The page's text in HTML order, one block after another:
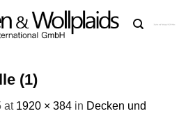
(1)
at 1920 × 384 in Decken und